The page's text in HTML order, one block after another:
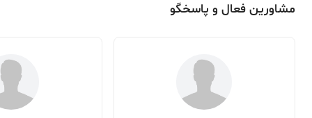
مشاورین فعال و پاسخگو